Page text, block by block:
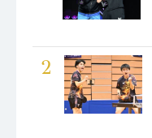
2